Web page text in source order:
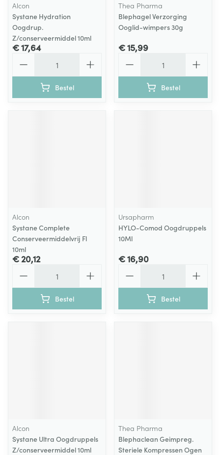
Alcon
Systane Hydration
Oogdrup.
Z/conserveermiddel 10ml
€ 17,64
Bestel
Thea Pharma
Blephagel Verzorging
Ooglid-wimpers 30g
€ 15,99
Bestel
Alcon
Systane Complete
Conserveermiddelvrij Fl
10ml
€ 20,12
Bestel
Ursapharm
HYLO-Comod Oogdruppels
10Ml
€ 16,90
Bestel
Alcon
Systane Ultra Oogdruppels
Z/conserveermiddel 10ml
Thea Pharma
Blephaclean Geimpreg.
Steriele Kompressen Ogen